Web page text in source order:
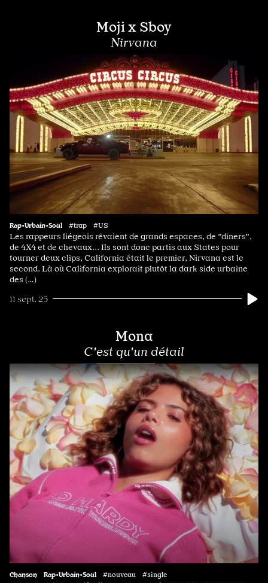
Moji x Sboy
Nirvana
Rap•Urbain•Soul #trap #US
Les rappeurs liégeois rêvaient de grands espaces, de "diners",
de 4X4 et de chevaux... Ils sont donc partis aux States pour
tourner deux clips, California était le premier, Nirvana est le
second. Là où California explorait plutôt la dark side urbaine
des (…)
11 sept. 25
Mona
C'est qu'un détail
Chanson Rap•Urbain•Soul #nouveau #single